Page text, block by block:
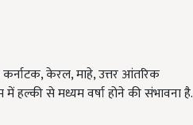
केरल, माहे, उत्तर आंतरिक
हल्की से मध्यम वर्षा होने की संभावना है.